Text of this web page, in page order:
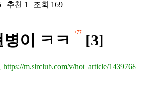
| 추천 1 | 조회 169
이 ㅋㅋ +77 [3]
m.slrclub.com/v/hot_article/1439768